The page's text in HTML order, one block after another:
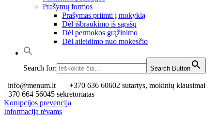
Prašymų formos
Prašymas priimti į mokyklą
Dėl išbraukimo iš sąrašų
Dėl permokos grąžinimo
Dėl atleidimo nuo mokesčio
Search for: Search Button
info@menum.lt
+370 636 60602 sutartys, mokinių klausimai
+370 664 56045 sekretoriatas
Korupcijos prevencija
Informacija tėvams